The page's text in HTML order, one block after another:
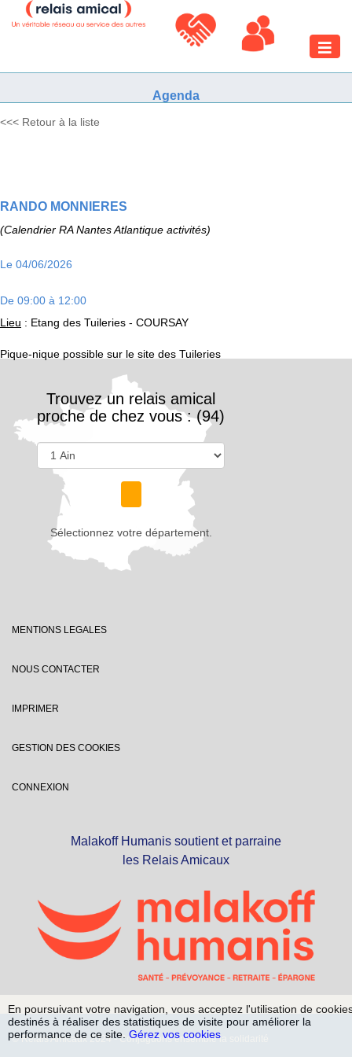
Toggle
Agenda
<<< Retour à la liste
RANDO MONNIERES
(Calendrier RA Nantes Atlantique activités)
Le 04/06/2026
De 09:00 à 12:00
Lieu : Etang des Tuileries - COURSAY
Pique-nique possible sur le site des Tuileries
Trouvez un relais amical
proche de chez vous : (94)
Sélectionnez votre département.
MENTIONS LEGALES
NOUS CONTACTER
IMPRIMER
GESTION DES COOKIES
CONNEXION
Malakoff Humanis soutient et parraine
les Relais Amicaux
© Relais Amicaux 2024 - Conjuguons ensemble la solidarité
En poursuivant votre navigation, vous acceptez l'utilisation de
destinés à réaliser des statistiques de visite pour améliorer la
performance de ce site. Gérez vos cookies